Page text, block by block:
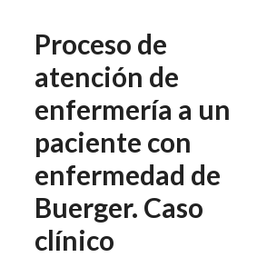
Proceso de
atención de
enfermería a un
paciente con
enfermedad de
Buerger. Caso
clínico